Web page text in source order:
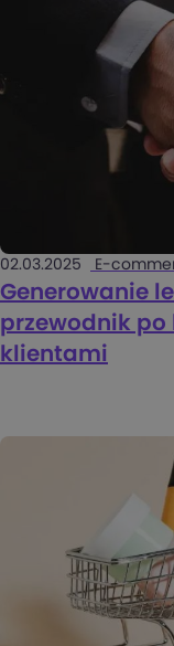
02.03.2025 E-
Generowanie
przewodnik
klientami